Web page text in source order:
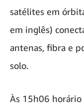
satélites em
em inglês)
antenas, fibra e
solo.
Às 15h06 horário